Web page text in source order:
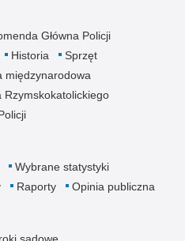
Główna Policji
Historia
Sprzęt
międzynarodowa
Rzymskokatolickiego
Wybrane statystyki
Raporty Opinia publiczna